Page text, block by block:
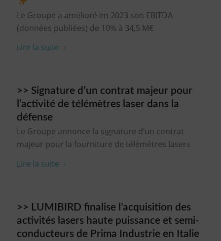
Le Groupe a amélioré en 2023 son EBITDA
(données publiées) de 10% à 34,5 M€
Lire la suite
>> Signature d’un contrat majeur pour
l’activité de télémètres laser dans la
défense
Le Groupe annonce la signature d’un contrat
majeur pour la fourniture de télémètres lasers
Lire la suite
>> LUMIBIRD finalise l’acquisition des
activités lasers haute puissance et semi-
conducteurs de Prima Industrie en Italie